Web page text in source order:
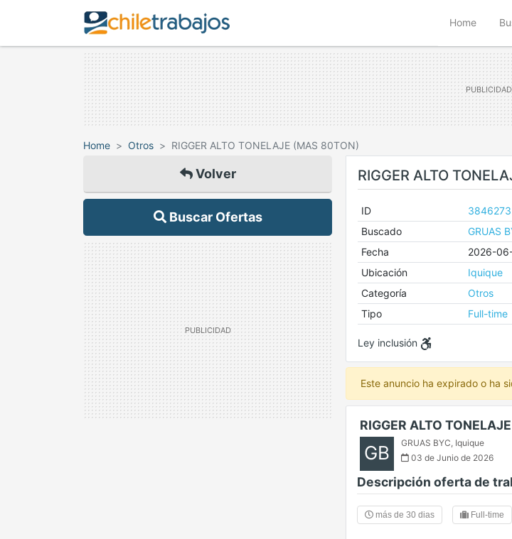
Home
Home Otros RIGGER ALTO TONELAJE (MAS 80TON)
Volver
Buscar Ofertas
RIGGER ALTO
ID
3846273
Buscado
GRUAS
Fecha
2026-
Ubicación
Iquique
Categoría
Otros
Tipo
Full-time
Ley inclusión
Este anuncio ha expirado o ha
RIGGER ALTO
GB GRUAS BYC, Iquique
03 de Junio de 2026
Descripción oferta de
más de 30 dias Full-time